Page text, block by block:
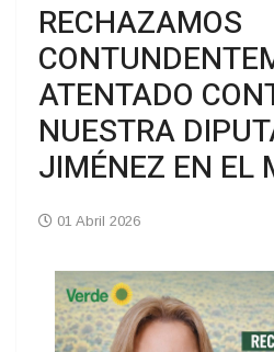
RECHAZAMOS
ATENTADO
NUESTRA
JIMÉNEZ EN EL
01 Abril 2026